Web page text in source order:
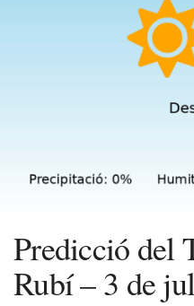
Predicció del
Rubí – 3 de